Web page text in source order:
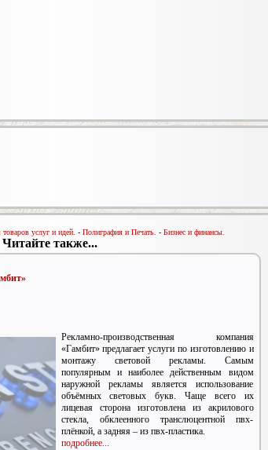
услуг и идей. - Полиграфия и Печать. - Бизнес и финансы.
Читайте также...
Рекламно-производственная компания
«Гамбит» предлагает услуги по изготовлению и
монтажу световой рекламы. Самым
популярным и наиболее действенным видом
наружной рекламы является использование
объёмных световых букв. Чаще всего их
лицевая сторона изготовлена из акрилового
стекла, обклеенного транслюцентной пвх-
плёнкой, а задняя – из пвх-пластика.
подробнее...